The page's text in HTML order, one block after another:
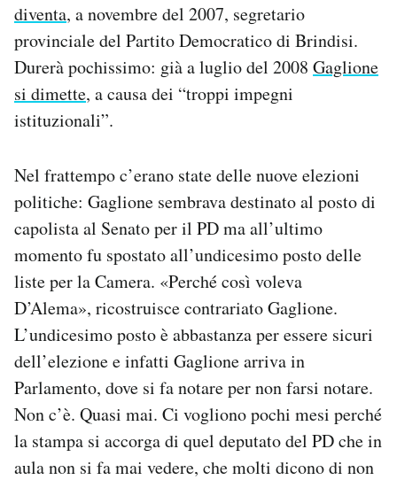
diventa, a novembre del 2007, segretario
provinciale del Partito Democratico di Brindisi.
Durerà pochissimo: già a luglio del 2008 Gaglione
si dimette, a causa dei “troppi impegni
istituzionali”.
Nel frattempo c’erano state delle nuove elezioni
politiche: Gaglione sembrava destinato al posto di
capolista al Senato per il PD ma all’ultimo
momento fu spostato all’undicesimo posto delle
liste per la Camera. «Perché così voleva
D’Alema», ricostruisce contrariato Gaglione.
L’undicesimo posto è abbastanza per essere sicuri
dell’elezione e infatti Gaglione arriva in
Parlamento, dove si fa notare per non farsi notare.
Non c’è. Quasi mai. Ci vogliono pochi mesi perché
la stampa si accorga di quel deputato del PD che in
aula non si fa mai vedere, che molti dicono di non